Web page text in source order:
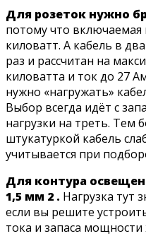
Для розеток нужно
потому что включаемая
киловатт. А кабель в
раз и рассчитан на
киловатта и ток до 27
нужно «нагружать»
Выбор всегда идёт с
нагрузки на треть. Тем
штукатуркой кабель
учитывается при
Для контура
1,5 мм 2 . Нагрузка тут
если вы решите
тока и запаса мощности